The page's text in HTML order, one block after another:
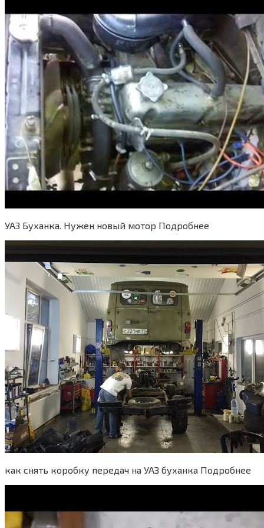
УАЗ Буханка. Нужен новый мотор Подробнее
как снять коробку передач на УАЗ буханка Подробнее